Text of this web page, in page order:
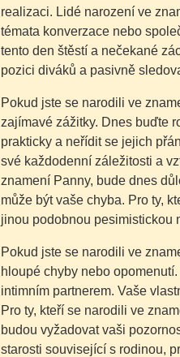
realizaci. Lidé narození ve
témata konverzace nebo
tento den štěstí a nečekané
pozici diváků a pasivně
Pokud jste se narodili ve
zajímavé zážitky. Dnes buďte
prakticky a neřídit se jejich
své každodenní záležitosti a
znamení Panny, bude dnes
může být vaše chyba. Pro ty,
jinou podobnou pesimistickou
Pokud jste se narodili ve
hloupé chyby nebo
intimním partnerem. Vaše
Pro ty, kteří se narodili ve
budou vyžadovat vaši
starosti související s rodinou,